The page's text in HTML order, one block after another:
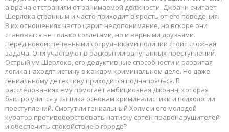
а врача отстранили от занимаемой должности. Джоанн считает
Шерлока странным и часто приходит в ярость от его поведения.
В их отношениях часто царит недопонимание, но вскоре они
становятся не только коллегами, но и верными друзьями.
Перед новоиспеченными сотрудниками полиции стоит сложная
задача. Они участвуют в раскрытии запутанных преступлений.
Острый ум Шерлока, его дедуктивные способности и развитая
логика находят истину в каждом криминальном деле. Но даже
гениальному детективу приходится поднапрячься. В
расследованиях ему помогает амбициозная Джоанн, которая
быстро учится у сыщика основам криминалистики и психологии
преступлений. Смогут ли гениальный Холмс и его молодой
куратор противоборствовать натиску сотен правонарушителей
и обеспечить спокойствие в городе?